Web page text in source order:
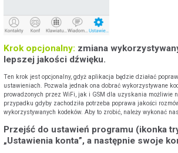
Krok opcjonalny: zmiana
lepszej jakości dźwięku.
Ten krok jest opcjonalny, gdyż aplikacja będzie działać
ustawieniach. Pozwala jednak ona dobrać wykorzystywane
prowadzonych przez WiFi, jak i GSM dla uzyskania możliwie
przypadku gdyby zachodziła potrzeba poprawa jakości
wykorzystywanych kodeków. Aby to zrobić, należy wykonać
Przejść do ustawień programu (ikonka
„Ustawienia konta”, a następnie swoje